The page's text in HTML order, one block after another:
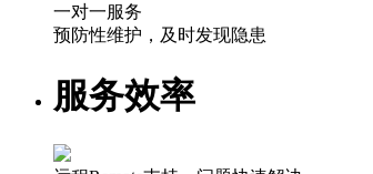
一对一服务
预防性维护，及时发现隐患
服务效率